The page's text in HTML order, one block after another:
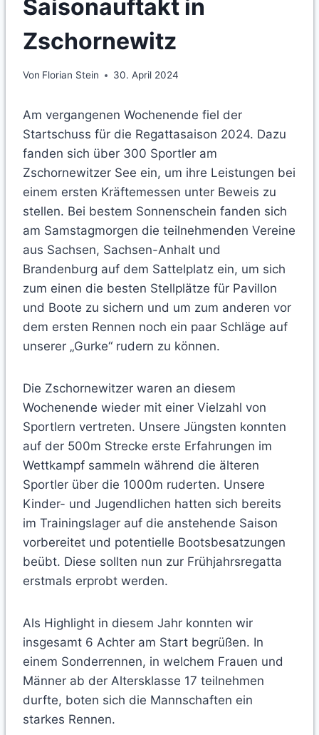
Saisonauftakt in
Zschornewitz
Von Florian Stein 30. April 2024
Am vergangenen Wochenende fiel der
Startschuss für die Regattasaison 2024. Dazu
fanden sich über 300 Sportler am
Zschornewitzer See ein, um ihre Leistungen bei
einem ersten Kräftemessen unter Beweis zu
stellen. Bei bestem Sonnenschein fanden sich
am Samstagmorgen die teilnehmenden Vereine
aus Sachsen, Sachsen-Anhalt und
Brandenburg auf dem Sattelplatz ein, um sich
zum einen die besten Stellplätze für Pavillon
und Boote zu sichern und um zum anderen vor
dem ersten Rennen noch ein paar Schläge auf
unserer „Gurke“ rudern zu können.
Die Zschornewitzer waren an diesem
Wochenende wieder mit einer Vielzahl von
Sportlern vertreten. Unsere Jüngsten konnten
auf der 500m Strecke erste Erfahrungen im
Wettkampf sammeln während die älteren
Sportler über die 1000m ruderten. Unsere
Kinder- und Jugendlichen hatten sich bereits
im Trainingslager auf die anstehende Saison
vorbereitet und potentielle Bootsbesatzungen
beübt. Diese sollten nun zur Frühjahrsregatta
erstmals erprobt werden.
Als Highlight in diesem Jahr konnten wir
insgesamt 6 Achter am Start begrüßen. In
einem Sonderrennen, in welchem Frauen und
Männer ab der Altersklasse 17 teilnehmen
durfte, boten sich die Mannschaften ein
starkes Rennen.